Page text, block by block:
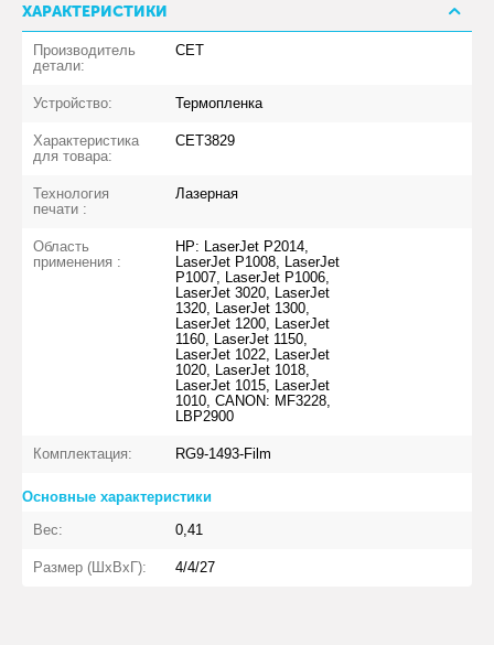
ХАРАКТЕРИСТИКИ
Производитель
детали:
CET
Устройство: Термопленка
Характеристика
для товара:
CET3829
Технология
печати :
Лазерная
Область
применения :
HP: LaserJet P2014,
LaserJet P1008, LaserJet
P1007, LaserJet P1006,
LaserJet 3020, LaserJet
1320, LaserJet 1300,
LaserJet 1200, LaserJet
1160, LaserJet 1150,
LaserJet 1022, LaserJet
1020, LaserJet 1018,
LaserJet 1015, LaserJet
1010, CANON: MF3228,
LBP2900
Комплектация: RG9-1493-Film
Основные характеристики
Вес:
0,41
Размер (ШхВхГ): 4/4/27